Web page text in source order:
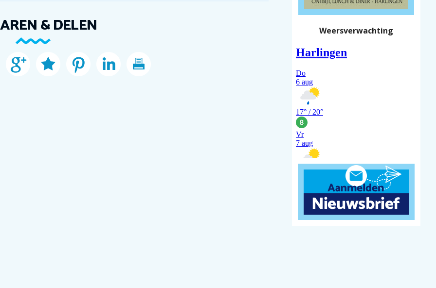
& DELEN Weersverwachting